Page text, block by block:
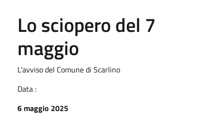
Lo sciopero del 7
maggio
L'avviso del Comune di Scarlino
Data :
6 maggio 2025